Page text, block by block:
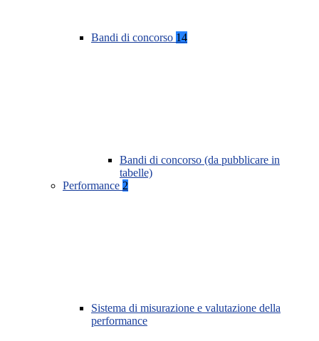
Bandi di concorso 14
Bandi di concorso (da pubblicare in
tabelle)
Performance 2
Sistema di misurazione e valutazione della
performance